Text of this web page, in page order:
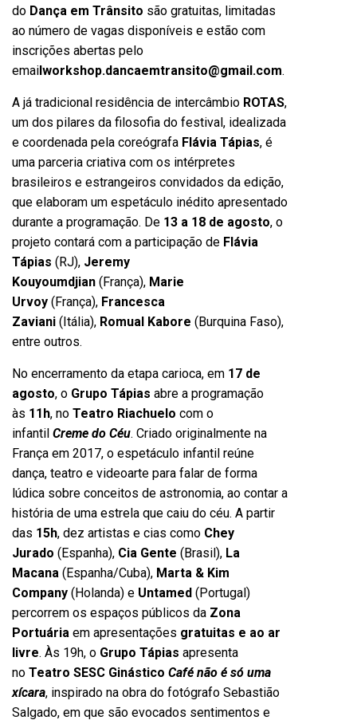
do Dança em Trânsito são gratuitas, limitadas
ao número de vagas disponíveis e estão com
inscrições abertas pelo
emai workshop.dancaemtransito@gmail.com.
A já tradicional residência de intercâmbio ROTAS,
um dos pilares da filosofia do festival, idealizada
e coordenada pela coreógrafa Flávia Tápias, é
uma parceria criativa com os intérpretes
brasileiros e estrangeiros convidados da edição,
que elaboram um espetáculo inédito apresentado
durante a programação. De 13 a 18 de agosto, o
projeto contará com a participação de Flávia
Tápias (RJ), Jeremy
Kouyoumdjian (França), Marie
Urvoy (França), Francesca
Zaviani (Itália), Romual Kabore (Burquina Faso),
entre outros.
No encerramento da etapa carioca, em 17 de
agosto, o Grupo Tápias abre a programação
às 11h, no Teatro Riachuelo com o
infantil Creme do Céu. Criado originalmente na
França em 2017, o espetáculo infantil reúne
dança, teatro e videoarte para falar de forma
lúdica sobre conceitos de astronomia, ao contar a
história de uma estrela que caiu do céu. A partir
das 15h, dez artistas e cias como Chey
Jurado (Espanha), Cia Gente (Brasil), La
Macana (Espanha/Cuba), Marta & Kim
Company (Holanda) e Untamed (Portugal)
percorrem os espaços públicos da Zona
Portuária em apresentações gratuitas e ao ar
livre. Às 19h, o Grupo Tápias apresenta
no Teatro SESC Ginástico Café não é só uma
xícara, inspirado na obra do fotógrafo Sebastião
Salgado, em que são evocados sentimentos e